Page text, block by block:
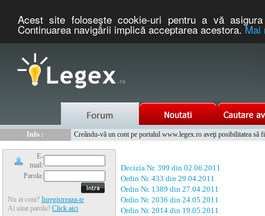
Acest site foloseşte cookie-uri pentru a vă
Continuarea navigării implică acceptarea acestora.Mai
Info :
Creându-vă un cont pe portalul www.legex.ro aveţi posibilitatea să
E-
mail:
Parola:
Nu ai cont? Inregistreaza-te
Ai uitat parola? Click aici
Decizia Nr. 399 din 02.06.2011
Ordin Nr. 433 din 29.04.2011
Ordin Nr. 1389 din 27.04.2011
Ordin Nr. 2036 din 24.05.2011
Ordin Nr. 2014 din 19.05.2011